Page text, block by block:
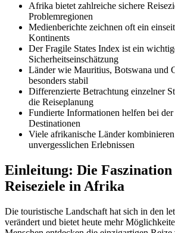
Afrika bietet zahlreiche sichere
Problemregionen
Medienberichte zeichnen oft ein
Kontinents
Der Fragile States Index ist ein
Sicherheitseinschätzung
Länder wie Mauritius, Botswana und
besonders stabil
Differenzierte Betrachtung einzelner
die Reiseplanung
Fundierte Informationen helfen bei
Destinationen
Viele afrikanische Länder
unvergesslichen Erlebnissen
Einleitung: Die
Reiseziele in Afrika
Die touristische Landschaft hat sich in den
verändert und bietet heute mehr